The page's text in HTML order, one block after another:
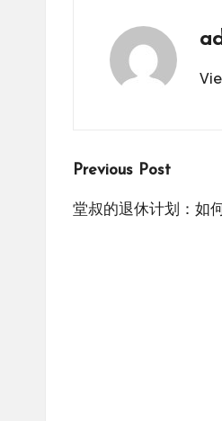
Post
Previous Post
堂叔的退休计划：如